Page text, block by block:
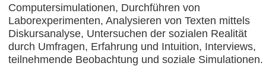
Computersimulationen, Durchführen von
Laborexperimenten, Analysieren von Texten mittels
Diskursanalyse, Untersuchen der sozialen Realität
durch Umfragen, Erfahrung und Intuition, Interviews,
teilnehmende Beobachtung und soziale Simulationen.